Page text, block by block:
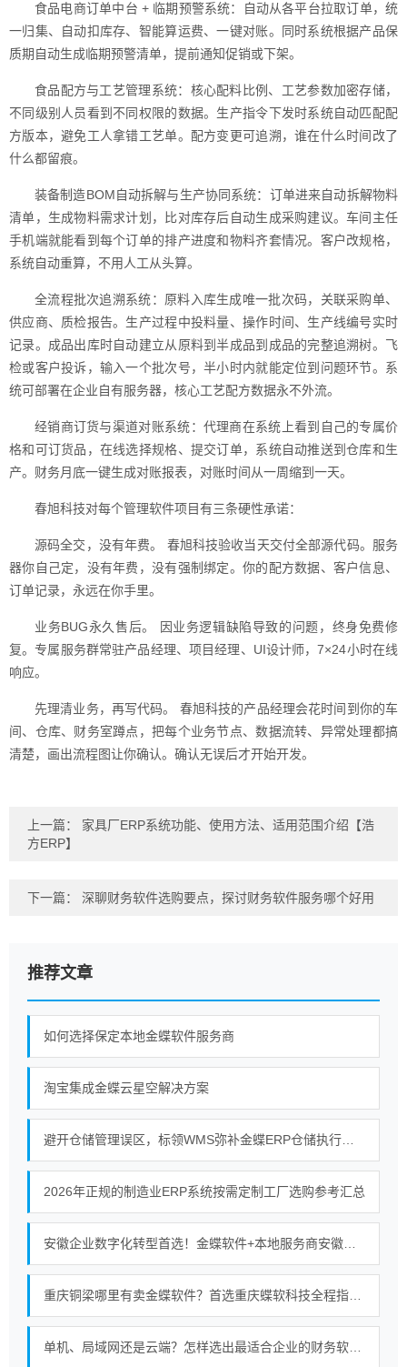
食品电商订单中台 + 临期预警系统：自动从各平台拉取订单，统
一归集、自动扣库存、智能算运费、一键对账。同时系统根据产品保
质期自动生成临期预警清单，提前通知促销或下架。
食品配方与工艺管理系统：核心配料比例、工艺参数加密存储，
不同级别人员看到不同权限的数据。生产指令下发时系统自动匹配配
方版本，避免工人拿错工艺单。配方变更可追溯，谁在什么时间改了
什么都留痕。
装备制造BOM自动拆解与生产协同系统：订单进来自动拆解物料
清单，生成物料需求计划，比对库存后自动生成采购建议。车间主任
手机端就能看到每个订单的排产进度和物料齐套情况。客户改规格，
系统自动重算，不用人工从头算。
全流程批次追溯系统：原料入库生成唯一批次码，关联采购单、
供应商、质检报告。生产过程中投料量、操作时间、生产线编号实时
记录。成品出库时自动建立从原料到半成品到成品的完整追溯树。飞
检或客户投诉，输入一个批次号，半小时内就能定位到问题环节。系
统可部署在企业自有服务器，核心工艺配方数据永不外流。
经销商订货与渠道对账系统：代理商在系统上看到自己的专属价
格和可订货品，在线选择规格、提交订单，系统自动推送到仓库和生
产。财务月底一键生成对账报表，对账时间从一周缩到一天。
春旭科技对每个管理软件项目有三条硬性承诺：
源码全交，没有年费。 春旭科技验收当天交付全部源代码。服务
器你自己定，没有年费，没有强制绑定。你的配方数据、客户信息、
订单记录，永远在你手里。
业务BUG永久售后。 因业务逻辑缺陷导致的问题，终身免费修
复。专属服务群常驻产品经理、项目经理、UI设计师，7×24小时在线
响应。
先理清业务，再写代码。 春旭科技的产品经理会花时间到你的车
间、仓库、财务室蹲点，把每个业务节点、数据流转、异常处理都搞
清楚，画出流程图让你确认。确认无误后才开始开发。
上一篇： 家具厂ERP系统功能、使用方法、适用范围介绍【浩
方ERP】
下一篇： 深聊财务软件选购要点，探讨财务软件服务哪个好用
推荐文章
如何选择保定本地金蝶软件服务商
淘宝集成金蝶云星空解决方案
2026年正规的制造业ERP系统按需定制工厂选购参考汇总